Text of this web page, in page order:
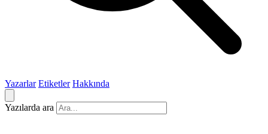
Yazarlar Etiketler Hakkında
Yazılarda ara